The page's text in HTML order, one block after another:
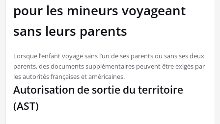
pour les mineurs voyageant
sans leurs parents
Lorsque l’enfant voyage sans l’un de ses parents ou sans ses deux
parents, des documents supplémentaires peuvent être exigés par
les autorités françaises et américaines.
Autorisation de sortie du territoire
(AST)